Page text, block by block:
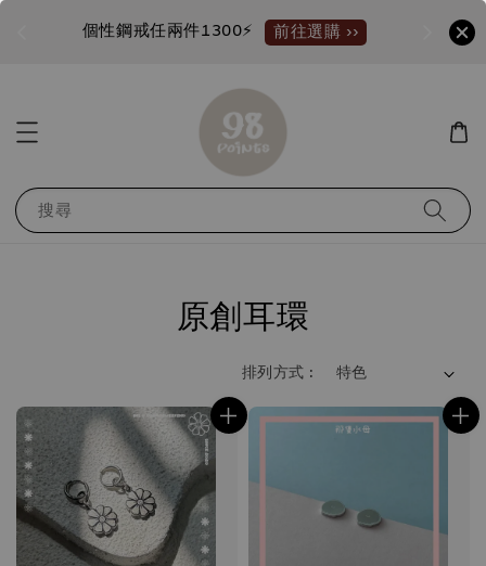
個性鋼戒任兩件1300⚡ 前往選購 ›› 加
搜尋
原創耳環
排列方式 :